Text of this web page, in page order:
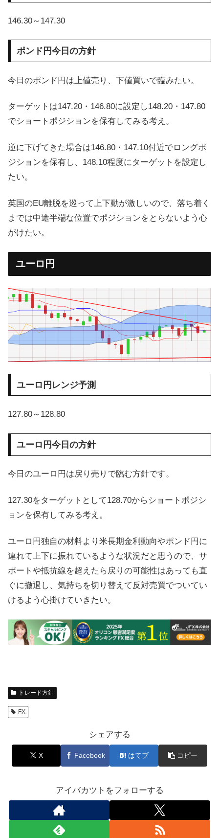
146.30～147.30
ポンド円今日の方針
今日のポンド円は上値売り、下値買いで臨みたい。
ターゲットは147.20・146.80に設定し148.20・147.80
でショートポジションを保有してみる考え。
逆に下げてきた場合は146.80・147.10付近でロングポ
ジションを保有し、148.10程度にターゲットを設定し
たい。
英国のEU離脱を巡って上下動が激しいので、落ち着く
までは中途半端な位置でポジションをとらないよう心
がけたい。
ユーロ円
ユーロ円レンジ予測
127.80～128.80
ユーロ円今日の方針
今日のユーロ円は戻り売りで臨む方針です。
127.30をターゲットとして128.70からショートポジシ
ョンを保有してみる考え。
ユーロ円独自の材料より米長期金利動向やポンド円に
連れて上下に振れているような状況だと思うので、サ
ポートや抵抗線を超えたら戻りの可能性はあっても直
ぐに撤退し、気持ちを切り替えて反対売買でついてい
けるよう心掛けていきたい。
トレード方針
FX
シェアする
X Facebook はてブ コピー
アイバカツトをフォローする